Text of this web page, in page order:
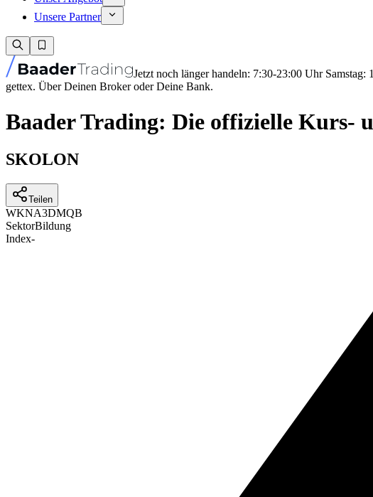
Unsere Partner
Jetzt noch länger handeln: 7:30-23:00 Uhr Samstag:
gettex. Über Deinen Broker oder Deine Bank.
Baader Trading: Die offizielle Kurs-
SKOLON
Teilen
WKNA3DMQB
SektorBildung
Index-